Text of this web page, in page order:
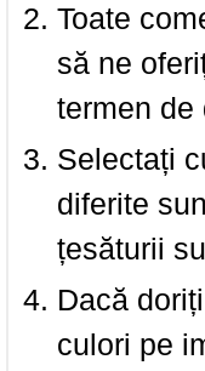
Toate
să ne
termen de
Selectați
diferite
țesăturii
Dacă
culori pe